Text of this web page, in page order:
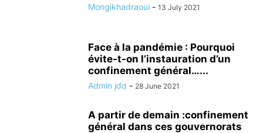
Mongikhadraoui - 13 July 2021
Face à la pandémie : Pourquoi
évite-t-on l’instauration d’un
confinement général…...
Admin jdd - 28 June 2021
A partir de demain :confinement
général dans ces gouvernorats